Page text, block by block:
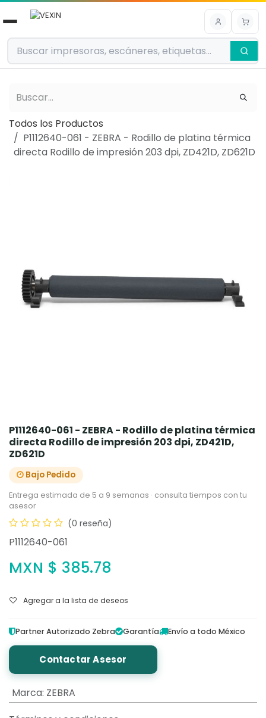
Ir al contenido
Todos los Productos
P1112640-061 - ZEBRA - Rodillo de platina térmica
directa Rodillo de impresión 203 dpi, ZD421D, ZD621D
P1112640-061 - ZEBRA - Rodillo de platina térmica
directa Rodillo de impresión 203 dpi, ZD421D,
ZD621D
Bajo Pedido
Entrega estimada de 5 a 9 semanas · consulta tiempos con tu
asesor
(0 reseña)
P1112640-061
MXN $ 385.78
Agregar a la lista de deseos
Partner Autorizado Zebra Garantía Envío a todo México
Contactar Asesor
Marca: ZEBRA